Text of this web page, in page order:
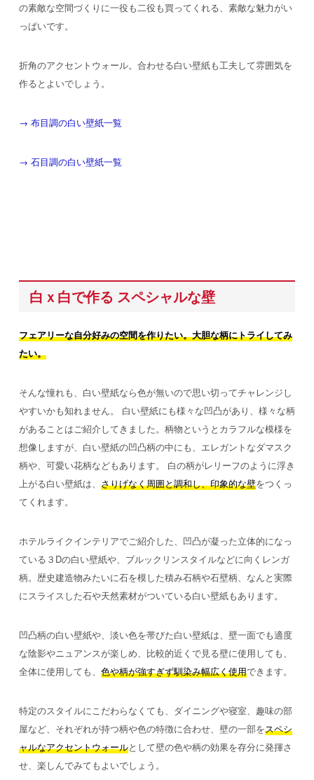
の素敵な空間づくりに一役も二役も買ってくれる、素敵な魅力がい
っぱいです。
折角のアクセントウォール。合わせる白い壁紙も工夫して雰囲気を
作るとよいでしょう。
→ 布目調の白い壁紙一覧
→ 石目調の白い壁紙一覧
白ｘ白で作る スペシャルな壁
フェアリーな自分好みの空間を作りたい。大胆な柄にトライしてみ
たい。
そんな憧れも、白い壁紙なら色が無いので思い切ってチャレンジし
やすいかも知れません。
白い壁紙にも様々な凹凸があり、様々な柄
があることはご紹介してきました。柄物というとカラフルな模様を
想像しますが、白い壁紙の凹凸柄の中にも、エレガントなダマスク
柄や、可愛い花柄などもあります。
白の柄がレリーフのように浮き
上がる白い壁紙は、 さりげなく周囲と調和し、印象的な壁をつくっ
てくれます。
ホテルライクインテリアでご紹介した、凹凸が凝った立体的になっ
ている３Dの白い壁紙や、ブルックリンスタイルなどに向くレンガ
柄。歴史建造物みたいに石を模した積み石柄や石壁柄、なんと実際
にスライスした石や天然素材がついている白い壁紙もあります。
凹凸柄の白い壁紙や、淡い色を帯びた白い壁紙は、壁一面でも適度
な陰影やニュアンスが楽しめ、比較的近くで見る壁に使用しても、
全体に使用しても、 色や柄が強すぎず馴染み幅広く使用できます。
特定のスタイルにこだわらなくても、ダイニングや寝室、趣味の部
屋など、それぞれが持つ柄や色の特徴に合わせ、壁の一部をスペシ
ャルなアクセントウォールとして壁の色や柄の効果を存分に発揮さ
せ、楽しんでみてもよいでしょう。